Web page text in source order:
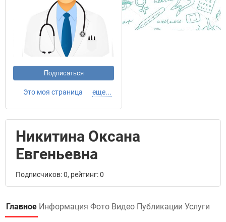
Подписаться
Это моя страница еще...
Никитина Оксана
Евгеньевна
Подписчиков: 0, рейтинг: 0
Главное Информация Фото Видео Публикации Услуги